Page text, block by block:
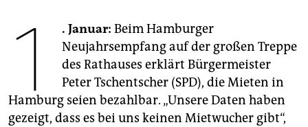
1 . Januar: Beim Hamburger
Neujahrsempfang auf der großen Treppe
des Rathauses erklärt Bürgermeister
Peter Tschentscher (SPD), die Mieten in
Hamburg seien bezahlbar. „Unsere Daten haben
gezeigt, dass es bei uns keinen Mietwucher gibt“,